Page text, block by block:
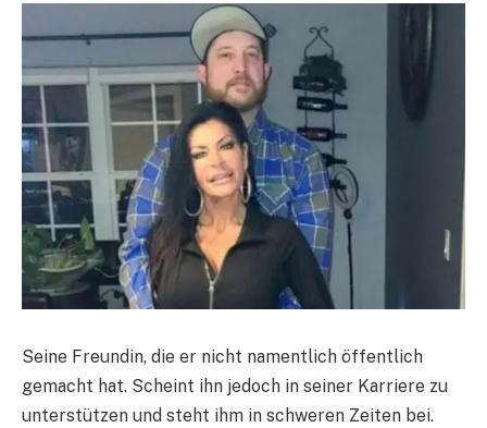
Seine Freundin, die er nicht namentlich öffentlich
gemacht hat. Scheint ihn jedoch in seiner Karriere zu
unterstützen und steht ihm in schweren Zeiten bei.